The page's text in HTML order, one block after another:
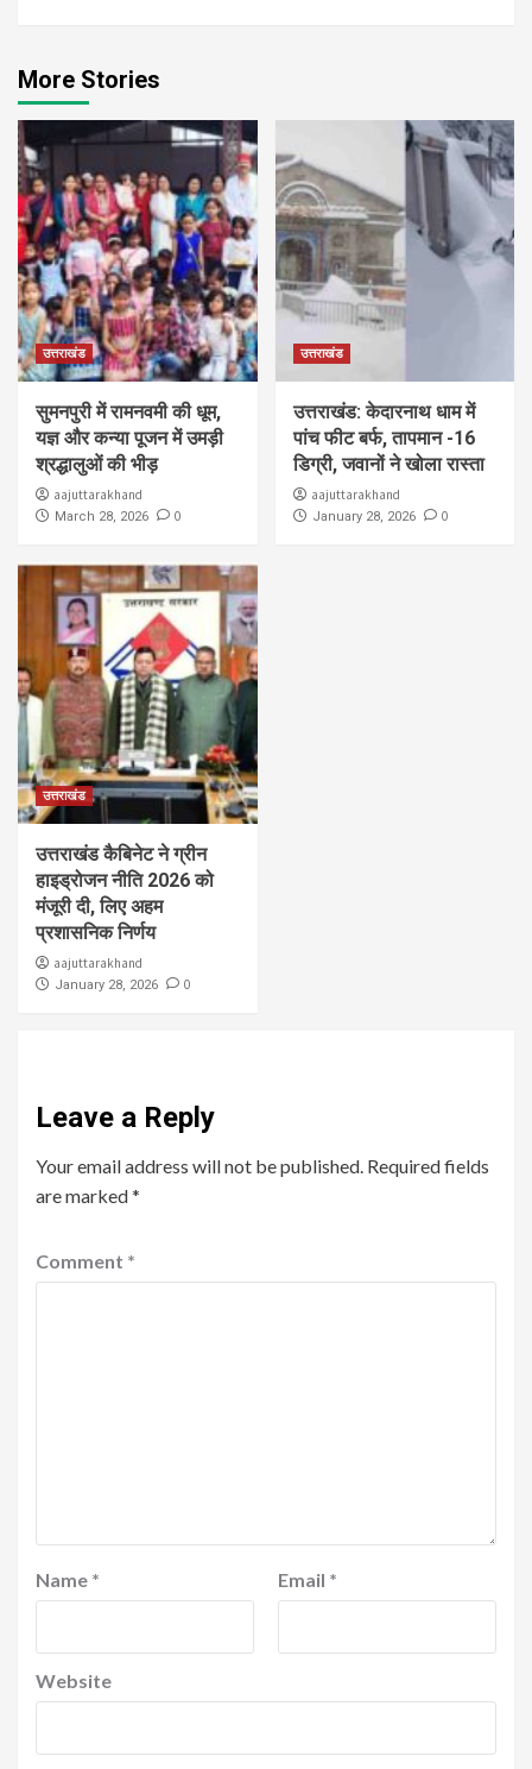
More Stories
उत्तराखंड
सुमनपुरी में रामनवमी की धूम,
यज्ञ और कन्या पूजन में उमड़ी
श्रद्धालुओं की भीड़
aajuttarakhand
March 28, 2026 0
उत्तराखंड
उत्तराखंड: केदारनाथ धाम में
पांच फीट बर्फ, तापमान -16
डिग्री, जवानों ने खोला रास्ता
aajuttarakhand
January 28, 2026 0
उत्तराखंड
उत्तराखंड कैबिनेट ने ग्रीन
हाइड्रोजन नीति 2026 को
मंजूरी दी, लिए अहम
प्रशासनिक निर्णय
aajuttarakhand
January 28, 2026 0
Leave a Reply
Your email address will not be published. Required fields
are marked*
Comment *
Name * Email *
Website